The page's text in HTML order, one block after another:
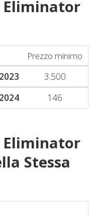
Eliminator
Prezzo minimo
3.500
146
Eliminator
Stessa